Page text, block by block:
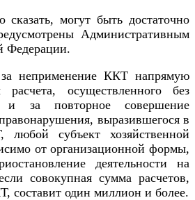
сказать, могут быть достаточно
Административным
Федерации.
неприменение ККТ напрямую
осуществленного без
за повторное совершение
выразившегося в
любой субъект хозяйственной
от организационной формы,
деятельности на
совокупная сумма расчетов,
составит один миллион и более.